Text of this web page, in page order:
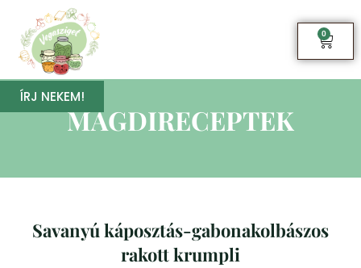
0
ÍRJ NEKEM!
MAGDIRECEPTEK
Savanyú káposztás-gabonakolbászos
rakott krumpli